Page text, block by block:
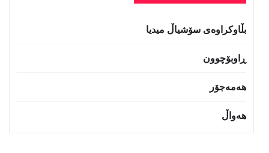
بڵاوکراوەی سۆشیاڵ میدیا
ڕاوبۆچوون
هەمەجۆر
هەواڵ